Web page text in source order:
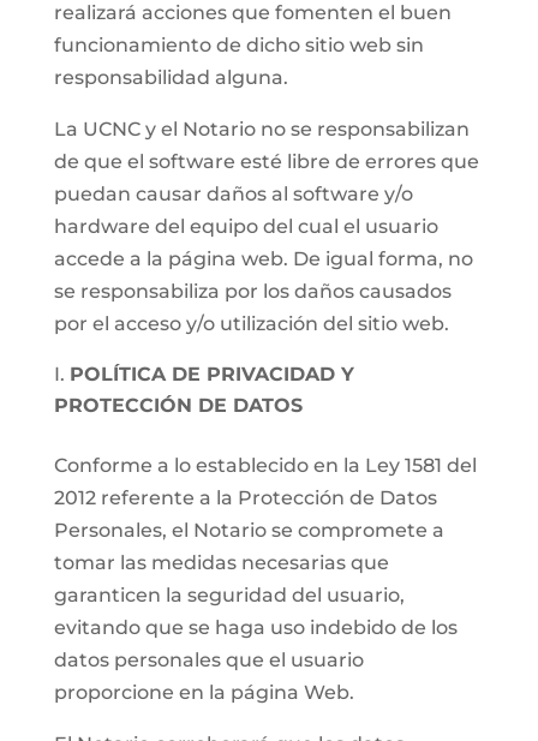
realizará acciones que fomenten el buen
funcionamiento de dicho sitio web sin
responsabilidad alguna.
La UCNC y el Notario no se responsabilizan
de que el software esté libre de errores que
puedan causar daños al software y/o
hardware del equipo del cual el usuario
accede a la página web. De igual forma, no
se responsabiliza por los daños causados
por el acceso y/o utilización del sitio web.
POLÍTICA DE PRIVACIDAD Y
PROTECCIÓN DE DATOS
Conforme a lo establecido en la Ley 1581 del
2012 referente a la Protección de Datos
Personales, el Notario se compromete a
tomar las medidas necesarias que
garanticen la seguridad del usuario,
evitando que se haga uso indebido de los
datos personales que el usuario
proporcione en la página Web.